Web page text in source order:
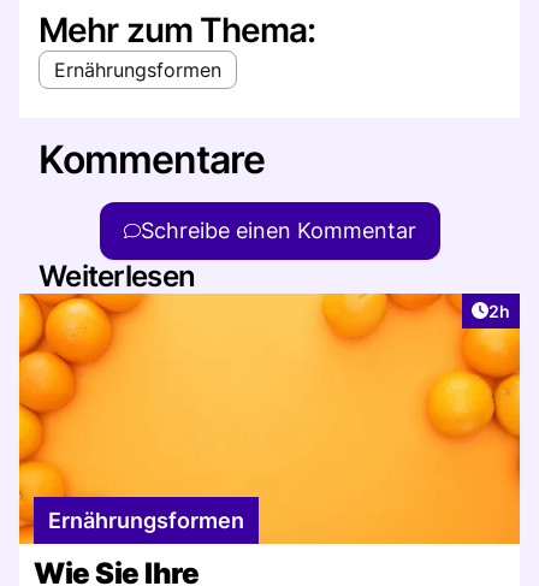
Mehr zum Thema:
Ernährungsformen
Kommentare
Schreibe einen Kommentar
Weiterlesen
2h
Ernährungsformen
Wie Sie Ihre